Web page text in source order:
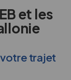
et les
trajet